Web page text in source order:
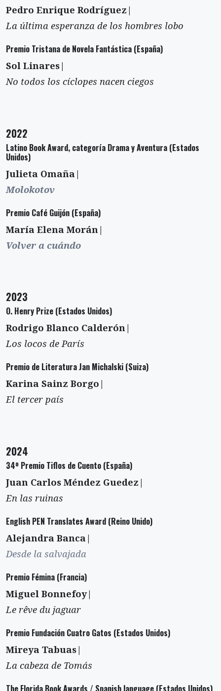
Pedro Enrique Rodríguez|
La última esperanza de los hombres lobo
Premio Tristana de Novela Fantástica (España)
Sol Linares|
No todos los cíclopes nacen ciegos
2022
Latino Book Award, categoría Drama y Aventura (Estados
Unidos)
Julieta Omaña|
Molokotov
Premio Café Guijón (España)
María Elena Morán|
Volver a cuándo
2023
O. Henry Prize (Estados Unidos)
Rodrigo Blanco Calderón|
Los locos de París
Premio de Literatura Jan Michalski (Suiza)
Karina Sainz Borgo|
El tercer país
2024
34º Premio Tiflos de Cuento (España)
Juan Carlos Méndez Guedez|
En las ruinas
English PEN Translates Award (Reino Unido)
Alejandra Banca|
Desde la salvajada
Premio Fémina (Francia)
Miguel Bonnefoy|
Le rêve du jaguar
Premio Fundación Cuatro Gatos (Estados Unidos)
Mireya Tabuas|
La cabeza de Tomás